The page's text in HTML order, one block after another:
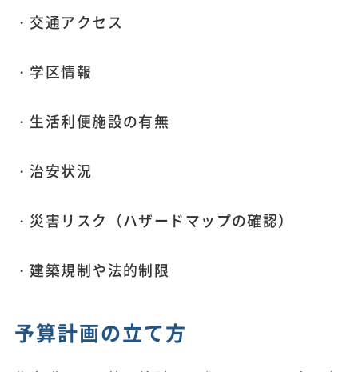
・交通アクセス
・学区情報
・生活利便施設の有無
・治安状況
・災害リスク（ハザードマップの確認）
・建築規制や法的制限
予算計画の立て方